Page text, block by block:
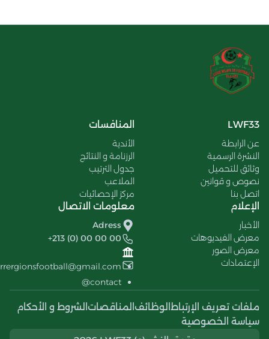
LWF33
عن الرابطة
النشرة الرسمية
وثائق للتحميل
نصوص و قوانين
اتصل بنا
المنافسات
الأندية
الرزنامة و النتائج
جدول الترتيب
الملاعب
مركز الإحصائيات
الإعلام
الأخبار
معرض الفيديوهات
معرض الصور
الإعتمادات
معلومات الاتصال
Adress
+213 (0) 00 00 00
contact@
ملفات تعريف الإرتباط الوظائف المناقصات الشروط و الأحكام
سياسة الخصوصية